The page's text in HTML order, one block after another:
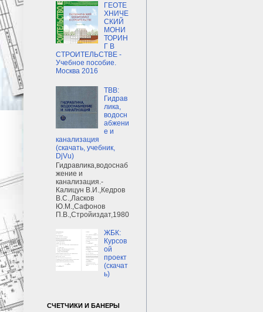
ГЕОТЕ
ХНИЧЕ
СКИЙ
МОНИ
ТОРИН
Г В
СТРОИТЕЛЬСТВЕ -
Учебное пособие.
Москва 2016
ТВВ:
Гидрав
лика,
водосн
абжени
е и
канализация
(скачать, учебник,
DjVu)
Гидравлика,водоснаб
жение и
канализация.-
Калицун В.И.,Кедров
В.С.,Ласков
Ю.М.,Сафонов
П.В.,Стройиздат,1980
ЖБК:
Курсов
ой
проект
(скачат
ь)
СЧЕТЧИКИ И БАНЕРЫ